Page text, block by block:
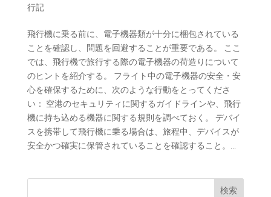
行記
飛行機に乗る前に、電子機器類が十分に梱包されている
ことを確認し、問題を回避することが重要である。 ここ
では、飛行機で旅行する際の電子機器の荷造りについて
のヒントを紹介する。 フライト中の電子機器の安全・安
心を確保するために、次のような行動をとってくださ
い： 空港のセキュリティに関するガイドラインや、飛行
機に持ち込める機器に関する規則を調べておく。 デバイ
スを携帯して飛行機に乗る場合は、旅程中、デバイスが
安全かつ確実に保管されていることを確認すること。...
検索